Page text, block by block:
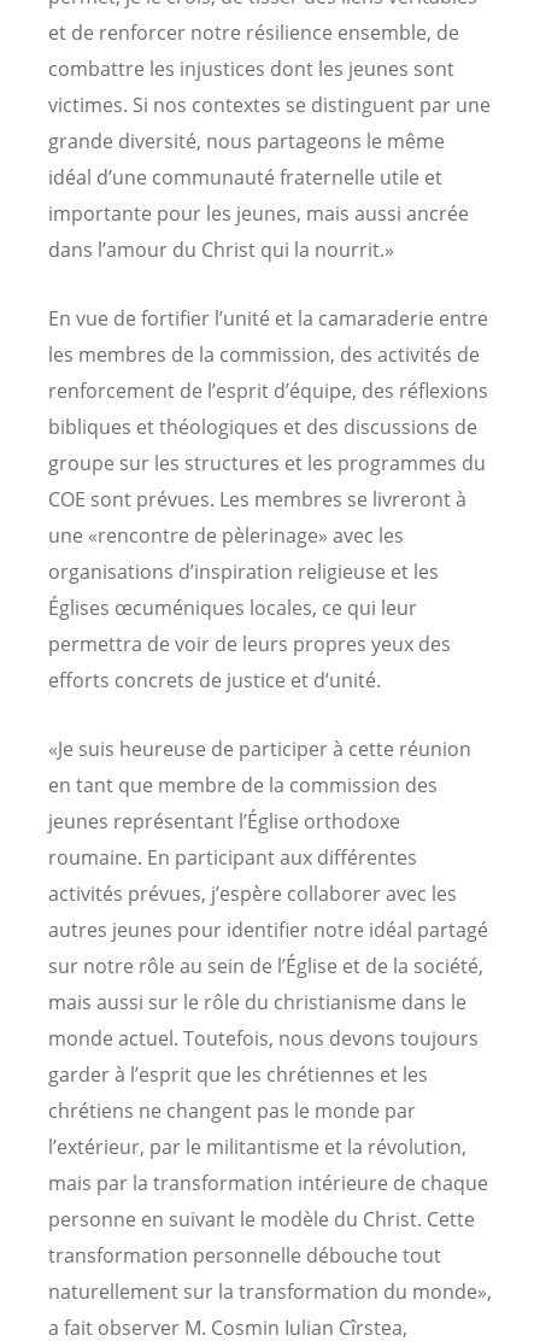
et de renforcer notre résilience ensemble, de
combattre les injustices dont les jeunes sont
victimes. Si nos contextes se distinguent par une
grande diversité, nous partageons le même
idéal d’une communauté fraternelle utile et
importante pour les jeunes, mais aussi ancrée
dans l’amour du Christ qui la nourrit.»
En vue de fortifier l’unité et la camaraderie entre
les membres de la commission, des activités de
renforcement de l’esprit d’équipe, des réflexions
bibliques et théologiques et des discussions de
groupe sur les structures et les programmes du
COE sont prévues. Les membres se livreront à
une «rencontre de pèlerinage» avec les
organisations d’inspiration religieuse et les
Églises œcuméniques locales, ce qui leur
permettra de voir de leurs propres yeux des
efforts concrets de justice et d’unité.
«Je suis heureuse de participer à cette réunion
en tant que membre de la commission des
jeunes représentant l’Église orthodoxe
roumaine. En participant aux différentes
activités prévues, j’espère collaborer avec les
autres jeunes pour identifier notre idéal partagé
sur notre rôle au sein de l’Église et de la société,
mais aussi sur le rôle du christianisme dans le
monde actuel. Toutefois, nous devons toujours
garder à l’esprit que les chrétiennes et les
chrétiens ne changent pas le monde par
l’extérieur, par le militantisme et la révolution,
mais par la transformation intérieure de chaque
personne en suivant le modèle du Christ. Cette
transformation personnelle débouche tout
naturellement sur la transformation du monde»,
a fait observer M. Cosmin Iulian Cîrstea,